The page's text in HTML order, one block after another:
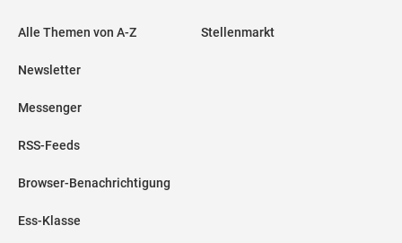
Alle Themen von A-Z
Newsletter
Messenger
RSS-Feeds
Browser-Benachrichtigung
Ess-Klasse
Stellenmarkt